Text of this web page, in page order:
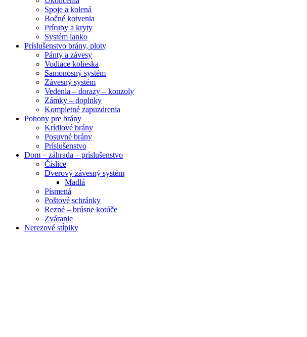
Spoje a kolená
Bočné kotvenia
Príruby a kryty
Systém lanko
Príslušenstvo brány, ploty
Pánty a závesy
Vodiace kolieska
Samonosný systém
Závesný systém
Vedenia – dorazy – konzoly
Zámky – doplnky
Kompletné zapuzdrenia
Pohony pre brány
Krídlové brány
Posuvné brány
Príslušenstvo
Dom – záhrada – príslušenstvo
Číslice
Dverový závesný systém
Madlá
Písmená
Poštové schránky
Rezné – brúsne kotúče
Zváranie
Nerezové stĺpiky